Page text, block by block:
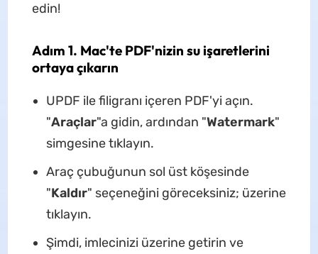
edin!
Adım 1. Mac'te PDF'nizin su işaretlerini
ortaya çıkarın
UPDF ile filigranı içeren PDF'yi açın.
"Araçlar"a gidin, ardından "Watermark"
simgesine tıklayın.
Araç çubuğunun sol üst köşesinde
"Kaldır" seçeneğini göreceksiniz; üzerine
tıklayın.
Şimdi, imlecinizi üzerine getirin ve